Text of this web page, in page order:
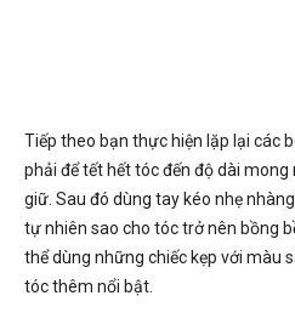
Tiếp theo bạn thực hiện lặp lại các
phải để tết hết tóc đến độ dài
giữ. Sau đó dùng tay kéo nhẹ
tự nhiên sao cho tóc trở nên bồng
thể dùng những chiếc kẹp với màu
tóc thêm nổi bật.